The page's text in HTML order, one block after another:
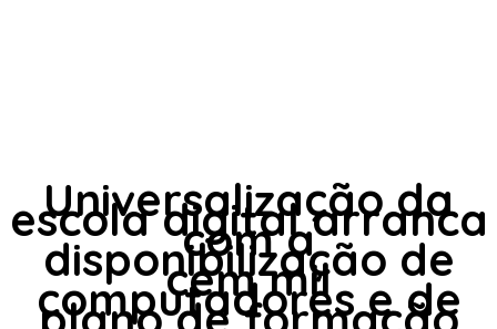
Universalização da
escola digital arranca
com a
disponibilização de
cem mil
computadores e de